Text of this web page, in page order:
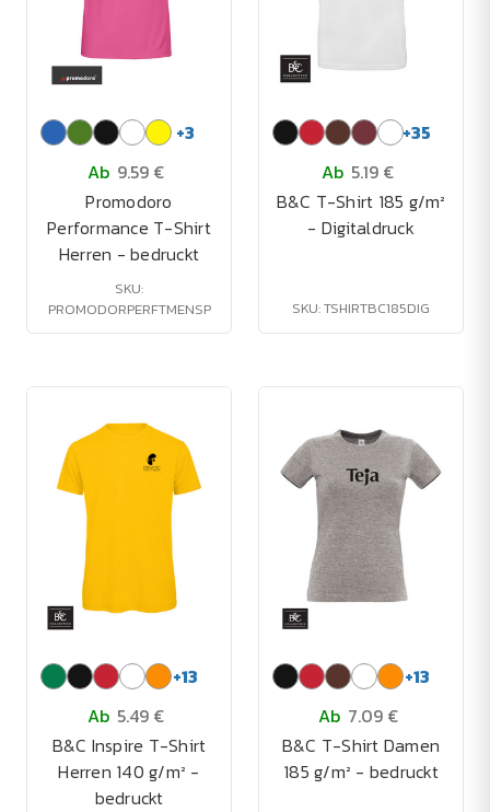
+3
Ab 9.59 €
Promodoro
Performance T-Shirt
Herren - bedruckt
SKU:
PROMODORPERFTMENSP
+35
Ab 5.19 €
B&C T-Shirt 185 g/m²
- Digitaldruck
SKU: TSHIRTBC185DIG
+13
Ab 5.49 €
B&C Inspire T-Shirt
Herren 140 g/m² -
bedruckt
+13
Ab 7.09 €
B&C T-Shirt Damen
185 g/m² - bedruckt